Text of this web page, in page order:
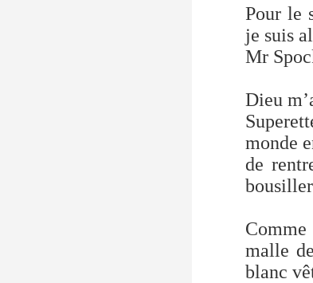
Pour le
je suis
Mr
Dieu
monde
de
malle
blanc